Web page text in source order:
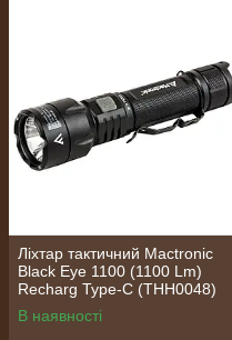
Ліхтар тактичний Mactronic
Black Eye 1100 (1100 Lm)
Recharg Type-C (THH0048)
В наявності